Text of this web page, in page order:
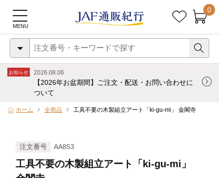
0
お知らせ 2026.08.06
【2026年お盆期間】ご注文・配送・お問い合わせに
ついて
ホーム 全商品 工具不要の木製組立アート「ki-gu-mi」 金閣寺
注文番号 AA853
工具不要の木製組立アート「ki-gu-mi」